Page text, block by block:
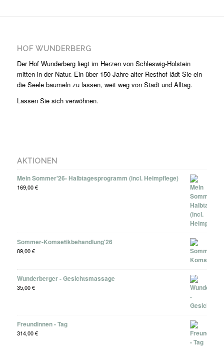
HOF WUNDERBERG
Der Hof Wunderberg liegt im Herzen von Schleswig-Holstein
mitten in der Natur. Ein über 150 Jahre alter Resthof lädt Sie ein
die Seele baumeln zu lassen, weit weg von Stadt und Alltag.
Lassen Sie sich verwöhnen.
AKTIONEN
Mein Sommer'26- Halbtagesprogramm (incl. Heimpflege)
169,00€
Sommer-Komsetikbehandlung'26
89,00€
Wunderberger - Gesichtsmassage
35,00€
Freundinnen - Tag
314,00€